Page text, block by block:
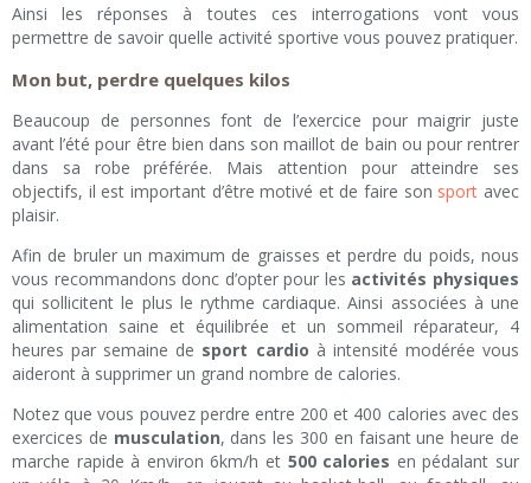
Ainsi les réponses à toutes ces interrogations vont vous
permettre de savoir quelle activité sportive vous pouvez pratiquer.
Mon but, perdre quelques kilos
Beaucoup de personnes font de l’exercice pour maigrir juste
avant l’été pour être bien dans son maillot de bain ou pour rentrer
dans sa robe préférée. Mais attention pour atteindre ses
objectifs, il est important d’être motivé et de faire son sport avec
plaisir.
Afin de bruler un maximum de graisses et perdre du poids, nous
vous recommandons donc d’opter pour les activités physiques
qui sollicitent le plus le rythme cardiaque. Ainsi associées à une
alimentation saine et équilibrée et un sommeil réparateur, 4
heures par semaine de sport cardio à intensité modérée vous
aideront à supprimer un grand nombre de calories.
Notez que vous pouvez perdre entre 200 et 400 calories avec des
exercices de musculation, dans les 300 en faisant une heure de
marche rapide à environ 6km/h et 500 calories en pédalant sur